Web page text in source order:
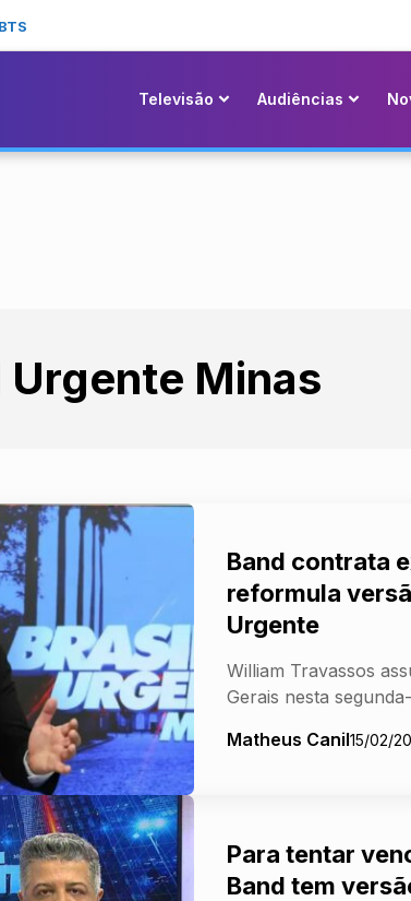
Televisão Audiências
Urgente Minas
Band contrata
reformula
Urgente
William Travassos
Gerais nesta
Matheus Canil15/02/
Para tentar
Band tem